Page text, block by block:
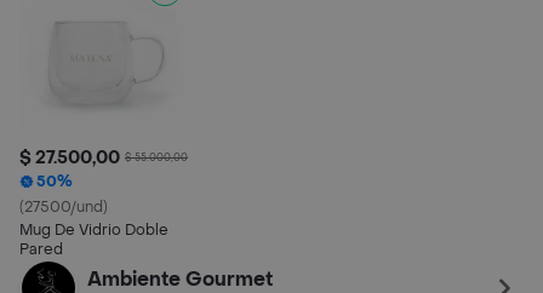
$ 27.500,00 $ 55.000,00
50%
(27500/und)
Mug De Vidrio Doble
Pared
Ambiente Gourmet